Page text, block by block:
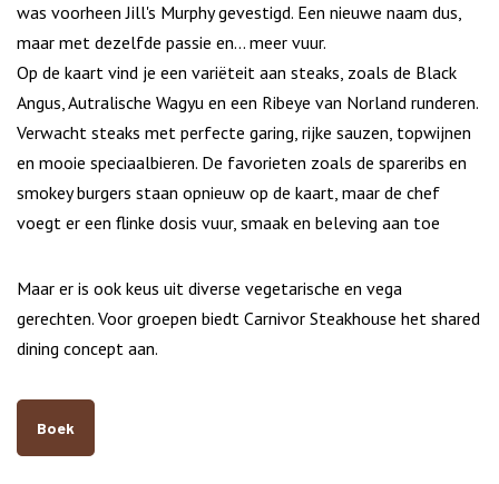
was voorheen Jill's Murphy gevestigd. Een nieuwe naam dus,
maar met dezelfde passie en... meer vuur.
Op de kaart vind je een variëteit aan steaks, zoals de Black
Angus, Autralische Wagyu en een Ribeye van Norland runderen.
Verwacht steaks met perfecte garing, rijke sauzen, topwijnen
en mooie speciaalbieren. De favorieten zoals de spareribs en
smokey burgers staan opnieuw op de kaart, maar de chef
voegt er een flinke dosis vuur, smaak en beleving aan toe
Maar er is ook keus uit diverse vegetarische en vega
gerechten. Voor groepen biedt Carnivor Steakhouse het shared
dining concept aan.
Boek